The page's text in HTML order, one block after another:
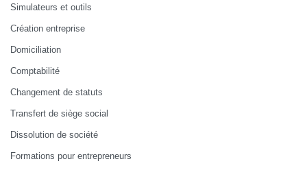
Simulateurs et outils
Création entreprise
Domiciliation
Comptabilité
Changement de statuts
Transfert de siège social
Dissolution de société
Formations pour entrepreneurs